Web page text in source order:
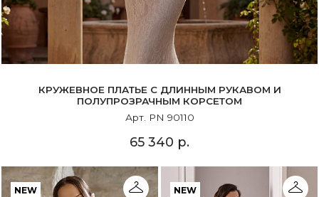
КРУЖЕВНОЕ ПЛАТЬЕ С ДЛИННЫМ РУКАВОМ И
ПОЛУПРОЗРАЧНЫМ КОРСЕТОМ
Арт. PN 90110
65 340 р.
NEW NEW